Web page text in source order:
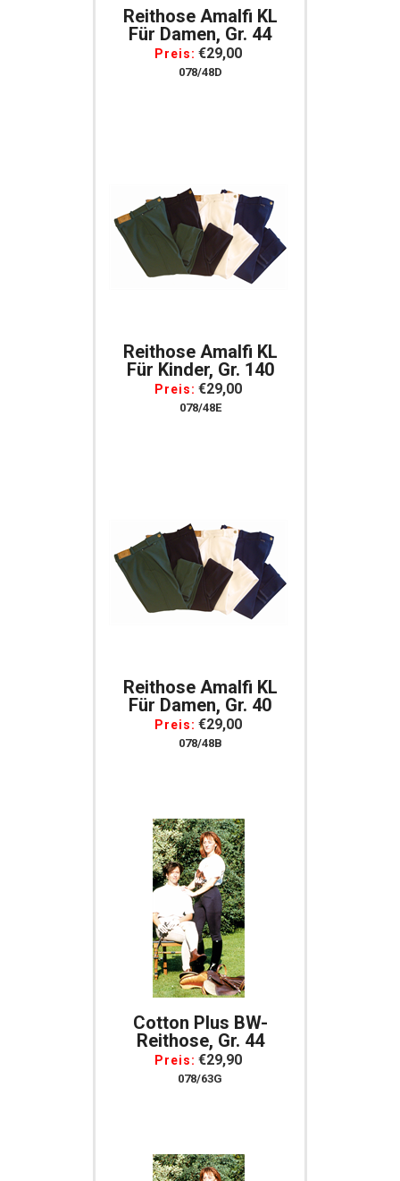
Reithose Amalfi KL
Für Damen, Gr. 44
Preis: €29,00
078/48D
Reithose Amalfi KL
Für Kinder, Gr. 140
Preis: €29,00
078/48E
Reithose Amalfi KL
Für Damen, Gr. 40
Preis: €29,00
078/48B
Cotton Plus BW-
Reithose, Gr. 44
Preis: €29,90
078/63G